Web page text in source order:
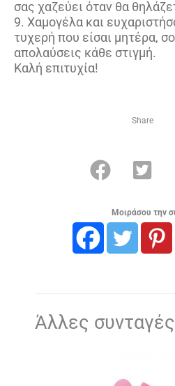
σας χαζεύει όταν θα
9. Χαμογέλα και
τυχερή που είσαι μητέρα,
απολαύσεις κάθε στιγμή.
Καλή επιτυχία!
Share
Μοιράσου την
Άλλες συνταγές